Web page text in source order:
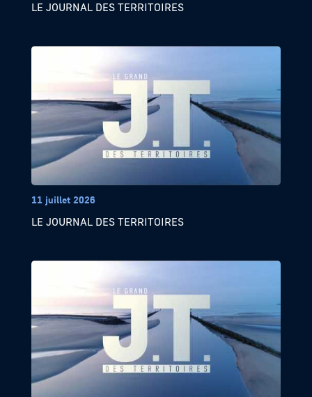
LE JOURNAL DES TERRITOIRES
11 juillet 2026
LE JOURNAL DES TERRITOIRES